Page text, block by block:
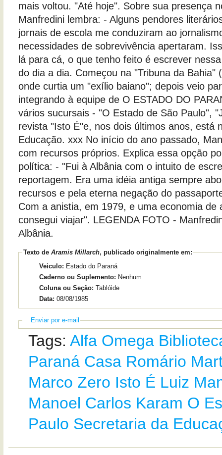
mais voltou. "Até hoje". Sobre sua presença
Manfredini lembra: - Alguns pendores
jornais de escola me conduziram ao
necessidades de sobrevivência apertaram.
lá para cá, o que tenho feito é escrever
do dia a dia. Começou na "Tribuna da Bahia"
onde curtia um "exílio baiano"; depois veio
integrando à equipe de O ESTADO DO
vários sucursais - "O Estado de São Paulo",
revista "Isto É"e, nos dois últimos anos, está
Educação. xxx No início do ano passado,
com recursos próprios. Explica essa opção
política: - "Fui à Albânia com o intuito de
reportagem. Era uma idéia antiga sempre
recursos e pela eterna negação do
Com a anistia, em 1979, e uma economia de
consegui viajar". LEGENDA FOTO -
Albânia.
Texto de Aramis Millarch, publicado originalmente em:
Veiculo: Estado do Paraná
Caderno ou Suplemento: Nenhum
Coluna ou Seção: Tablóide
Data: 08/08/1985
Enviar por e-mail
Tags: Alfa Omega
Paraná Casa Romário
Marco Zero Isto É Luiz
Manoel Carlos Karam O
Paulo Secretaria da